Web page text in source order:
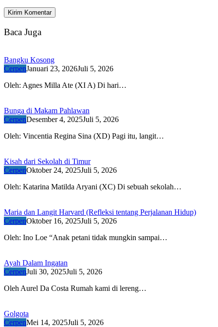
Baca Juga
Bangku Kosong
CerpenJanuari 23, 2026Juli 5, 2026
Oleh: Agnes Milla Ate (XI A) Di hari…
Bunga di Makam Pahlawan
CerpenDesember 4, 2025Juli 5, 2026
Oleh: Vincentia Regina Sina (XD) Pagi itu, langit…
Kisah dari Sekolah di Timur
CerpenOktober 24, 2025Juli 5, 2026
Oleh: Katarina Matilda Aryani (XC) Di sebuah sekolah…
Maria dan Langit Harvard (Refleksi tentang Perjalanan Hidup)
CerpenOktober 16, 2025Juli 5, 2026
Oleh: Ino Loe “Anak petani tidak mungkin sampai…
Ayah Dalam Ingatan
CerpenJuli 30, 2025Juli 5, 2026
Oleh Aurel Da Costa Rumah kami di lereng…
Golgota
CerpenMei 14, 2025Juli 5, 2026